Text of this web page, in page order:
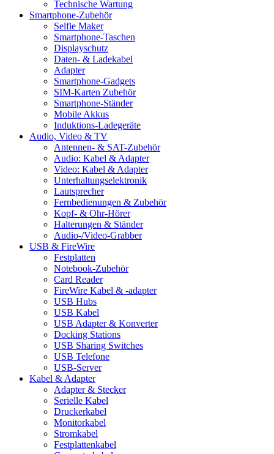
Technische Wartung
Smartphone-Zubehör
Selfie Maker
Smartphone-Taschen
Displayschutz
Daten- & Ladekabel
Adapter
Smartphone-Gadgets
SIM-Karten Zubehör
Smartphone-Ständer
Mobile Akkus
Induktions-Ladegeräte
Audio, Video & TV
Antennen- & SAT-Zubehör
Audio: Kabel & Adapter
Video: Kabel & Adapter
Unterhaltungselektronik
Lautsprecher
Fernbedienungen & Zubehör
Kopf- & Ohr-Hörer
Halterungen & Ständer
Audio-/Video-Grabber
USB & FireWire
Festplatten
Notebook-Zubehör
Card Reader
FireWire Kabel & -adapter
USB Hubs
USB Kabel
USB Adapter & Konverter
Docking Stations
USB Sharing Switches
USB Telefone
USB-Server
Kabel & Adapter
Adapter & Stecker
Serielle Kabel
Druckerkabel
Monitorkabel
Stromkabel
Festplattenkabel